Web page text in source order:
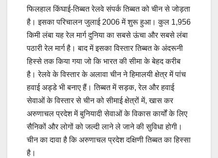
फिलहाल किंघाई-तिब्बत रेलवे संपर्क तिब्बत को चीन से जोड़ता
है। इसका परिचालन जुलाई 2006 में शुरू हुआ। कुल 1,956
किमी लंबा यह रेल मार्ग दुनिया का सबसे ऊंचा और सबसे लंबा
पठारी रेल मार्ग है। बाद में इसका विस्तार तिब्बत के अंदरूनी
हिस्से तक किया गया जो कि भारत की सीमा के बेहद करीब
है। रेलवे के विस्तार के अलावा चीन ने हिमालयी क्षेत्र में पांच
हवाई अड्डे भी बनाए हैं। तिब्बत में सड़क, रेल और हवाई
सेवाओं के विस्तार से चीन को सीमाई क्षेत्रों में, खास कर
अरुणाचल प्रदेश में बुनियादी सेवाओं के विकास कार्यों के लिए
सैनिकों और लोगों को जल्दी लाने ले जाने की सुविधा होगी।
चीन का दावा है कि अरुणाचल प्रदेश दक्षिणी तिब्बत का हिस्सा
है।